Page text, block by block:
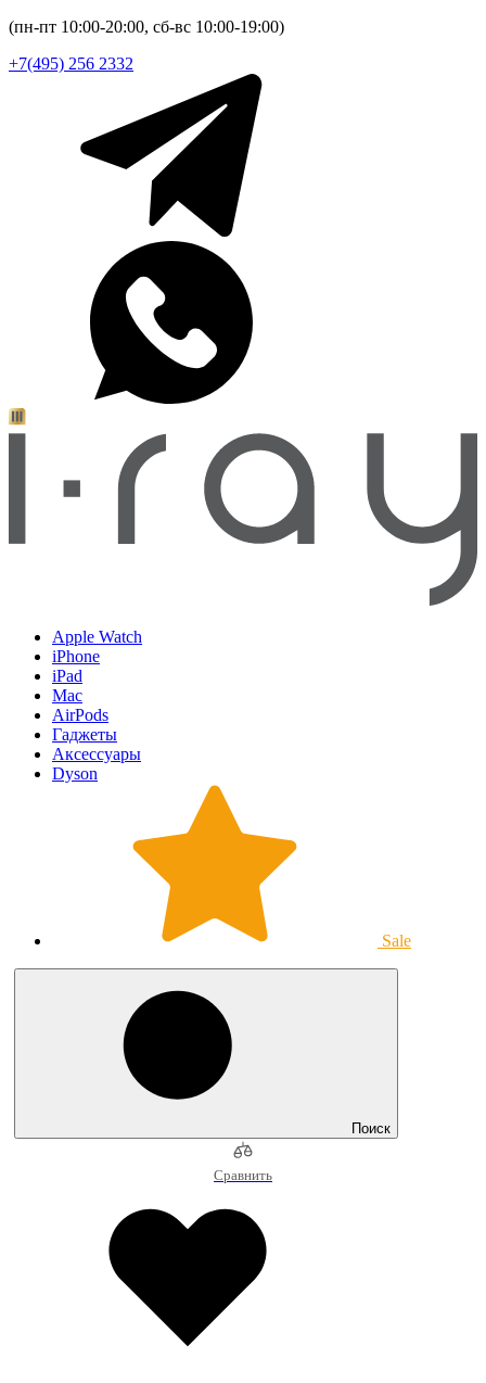
(пн-пт 10:00-20:00, сб-вс 10:00-19:00)
+7(495) 256 2332
Apple Watch
iPhone
iPad
Mac
AirPods
Гаджеты
Аксессуары
Dyson
Sale
Поиск
Сравнить